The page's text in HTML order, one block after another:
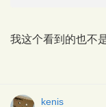
我这个看到的也不
kenis